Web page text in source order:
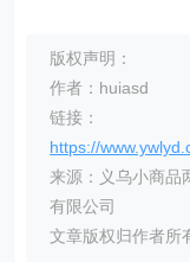
版权声明：
作者：huiasd
链接：
https://
来源：义乌小商品
有限公司
文章版权归作者所